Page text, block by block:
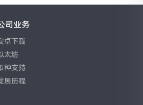
司业务
卓下载
太坊
种支持
展历程